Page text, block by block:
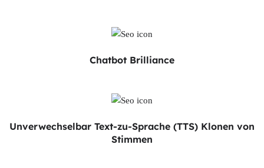
Chatbot Brilliance
Unverwechselbar Text-zu-Sprache (TTS) Klonen von
Stimmen